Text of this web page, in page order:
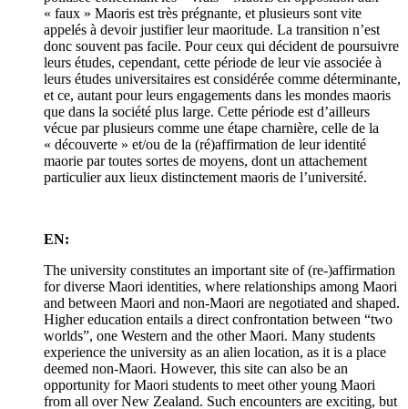
« faux » Maoris est très prégnante, et plusieurs sont vite
appelés à devoir justifier leur maoritude. La transition n’est
donc souvent pas facile. Pour ceux qui décident de poursuivre
leurs études, cependant, cette période de leur vie associée à
leurs études universitaires est considérée comme déterminante,
et ce, autant pour leurs engagements dans les mondes maoris
que dans la société plus large. Cette période est d’ailleurs
vécue par plusieurs comme une étape charnière, celle de la
« découverte » et/ou de la (ré)affirmation de leur identité
maorie par toutes sortes de moyens, dont un attachement
particulier aux lieux distinctement maoris de l’université.
EN:
The university constitutes an important site of (re-)affirmation
for diverse Maori identities, where relationships among Maori
and between Maori and non-Maori are negotiated and shaped.
Higher education entails a direct confrontation between “two
worlds”, one Western and the other Maori. Many students
experience the university as an alien location, as it is a place
deemed non-Maori. However, this site can also be an
opportunity for Maori students to meet other young Maori
from all over New Zealand. Such encounters are exciting, but